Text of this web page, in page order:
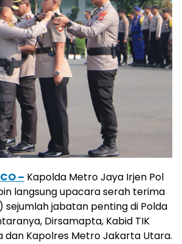
– Kapolda Metro Jaya Irjen Pol
langsung upacara serah terima
jabatan penting di Polda
Dirsamapta, Kabid TIK
dan Kapolres Metro Jakarta Utara.